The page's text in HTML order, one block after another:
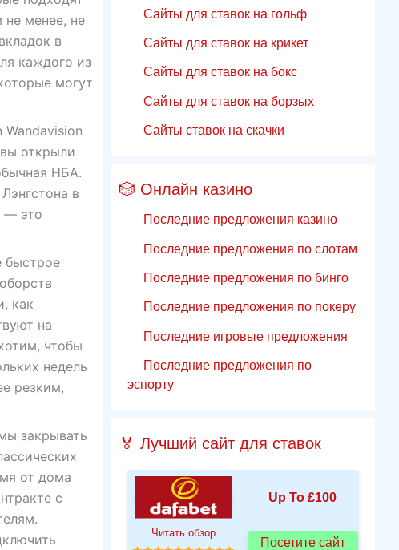
менее, не
в
каждого из
могут
открыли
НБА.
в
— это
быстрое
как
на
чтобы
недель
резким,
закрывать
от дома
с
Сайты для ставок на гольф
Сайты для ставок на крикет
Сайты для ставок на бокс
Сайты для ставок на борзых
Сайты ставок на скачки
🎲 Онлайн казино
Последние предложения казино
Последние предложения по слотам
Последние предложения по бинго
Последние предложения по покеру
Последние игровые предложения
Последние предложения по
эспорту
🏅 Лучший сайт для ставок
Up To £100
Читать обзор
Посетите сайт